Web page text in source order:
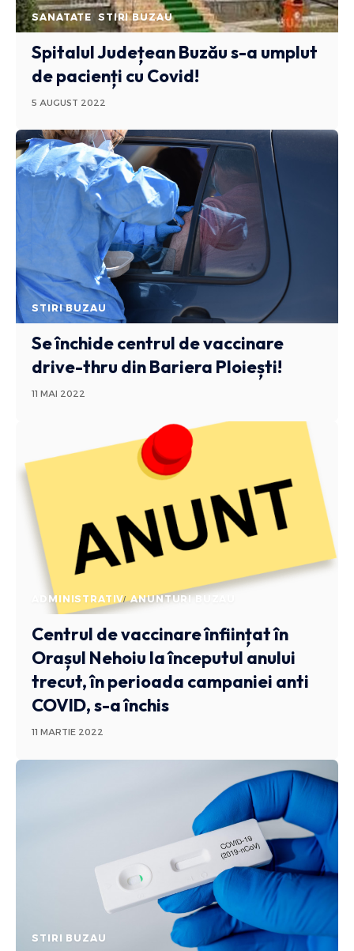
SANATATE STIRI BUZAU
Spitalul Județean Buzău s-a umplut
de pacienți cu Covid!
5 AUGUST 2022
STIRI BUZAU
Se închide centrul de vaccinare
drive-thru din Bariera Ploiești!
11 MAI 2022
ADMINISTRATIV ANUNTURI BUZAU
Centrul de vaccinare înființat în
Orașul Nehoiu la începutul anului
trecut, în perioada campaniei anti
COVID, s-a închis
11 MARTIE 2022
STIRI BUZAU